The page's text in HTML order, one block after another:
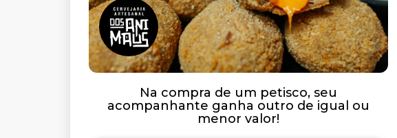
Na compra de um petisco, seu
acompanhante ganha outro de igual ou
menor valor!